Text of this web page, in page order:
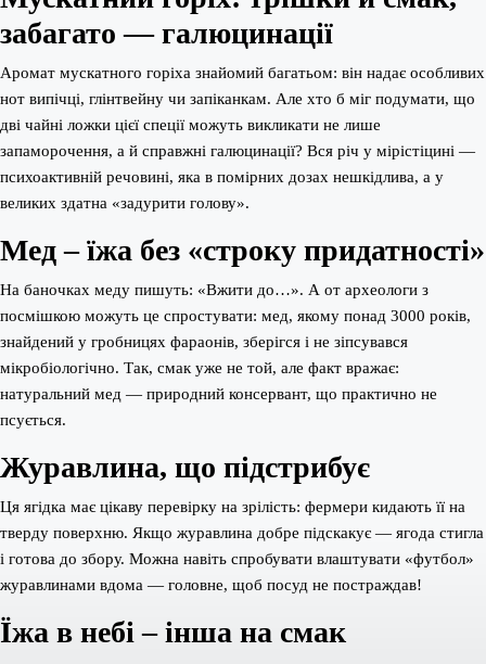
забагато — галюцинації
Аромат мускатного горіха знайомий багатьом: він надає особливих
нот випічці, глінтвейну чи запіканкам. Але хто б міг подумати, що
дві чайні ложки цієї спеції можуть викликати не лише
запаморочення, а й справжні галюцинації? Вся річ у мірістіцині —
психоактивній речовині, яка в помірних дозах нешкідлива, а у
великих здатна «задурити голову».
Мед – їжа без «строку придатності»
На баночках меду пишуть: «Вжити до…». А от археологи з
посмішкою можуть це спростувати: мед, якому понад 3000 років,
знайдений у гробницях фараонів, зберігся і не зіпсувався
мікробіологічно. Так, смак уже не той, але факт вражає:
натуральний мед — природний консервант, що практично не
псується.
Журавлина, що підстрибує
Ця ягідка має цікаву перевірку на зрілість: фермери кидають її на
тверду поверхню. Якщо журавлина добре підскакує — ягода стигла
і готова до збору. Можна навіть спробувати влаштувати «футбол»
журавлинами вдома — головне, щоб посуд не постраждав!
Їжа в небі – інша на смак